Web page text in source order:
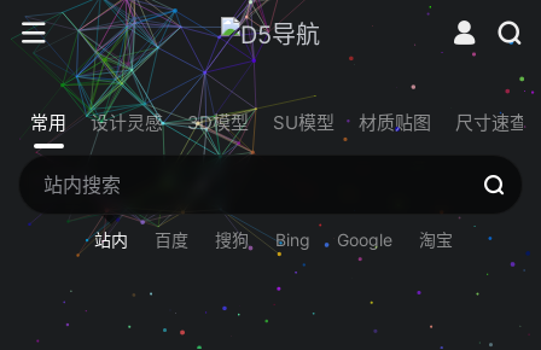
常用 设计灵感 3D模型 SU模型 材质贴图 尺寸速查
站内 百度 搜狗 Bing Google 淘宝